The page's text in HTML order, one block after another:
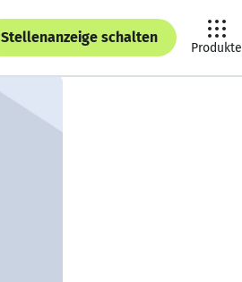
Stellenanzeige schalten
Produkte